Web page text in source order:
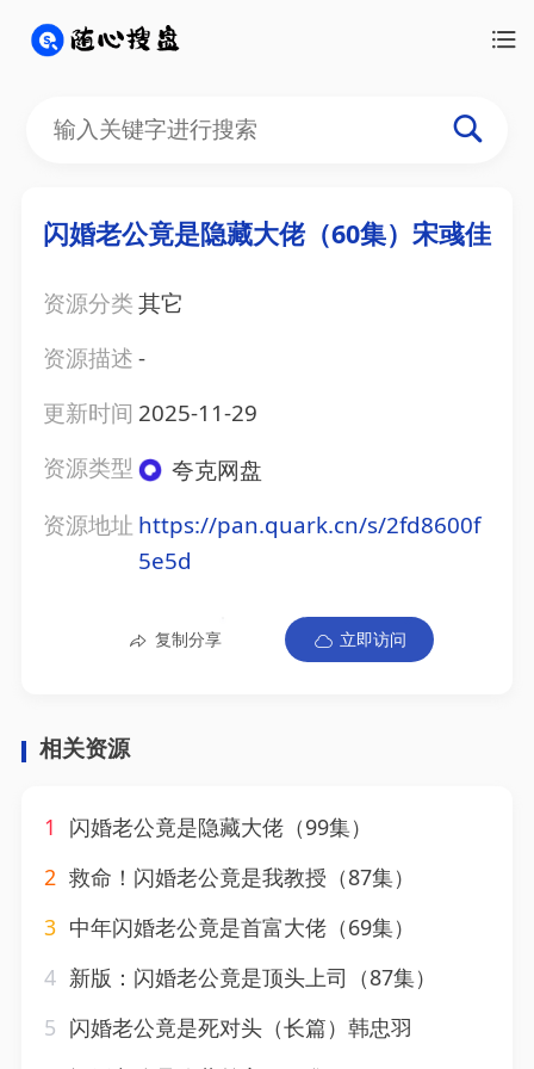
闪婚老公竟是隐藏大佬（60集）宋彧佳
资源分类其它
资源描述-
更新时间 2025-11-29
资源类型
夸克网盘
资源地址 https://pan.quark.cn/s/2fd8600f
5e5d
复制分享 立即访问
相关资源
1
闪婚老公竟是隐藏大佬（99集）
2 救命！闪婚老公竟是我教授（87集）
3 中年闪婚老公竟是首富大佬（69集）
4 新版：闪婚老公竟是顶头上司（87集）
5 闪婚老公竟是死对头（长篇）韩忠羽